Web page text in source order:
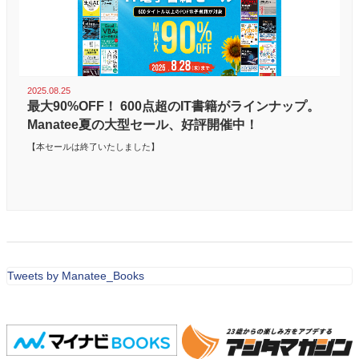
2025.08.25
最大90%OFF！ 600点超のIT書籍がラインナップ。
Manatee夏の大型セール、好評開催中！
【本セールは終了いたしました】
Tweets by Manatee_Books